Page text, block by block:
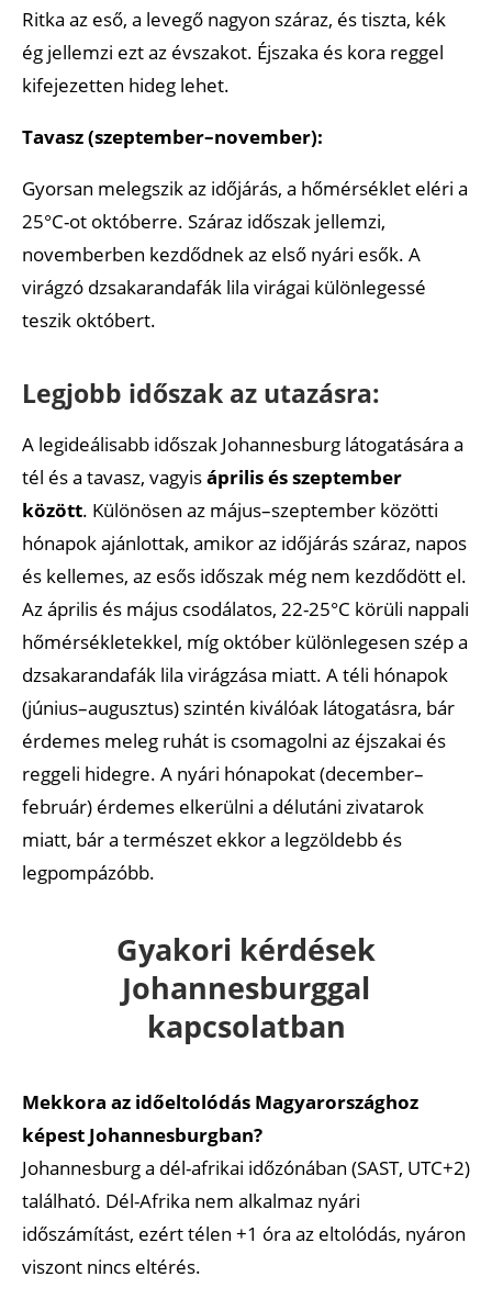
Ritka az eső, a levegő nagyon száraz, és tiszta, kék
ég jellemzi ezt az évszakot. Éjszaka és kora reggel
kifejezetten hideg lehet.
Tavasz (szeptember–november):
Gyorsan melegszik az időjárás, a hőmérséklet eléri a
25°C-ot októberre. Száraz időszak jellemzi,
novemberben kezdődnek az első nyári esők. A
virágzó dzsakarandafák lila virágai különlegessé
teszik októbert.
Legjobb időszak az utazásra:
A legideálisabb időszak Johannesburg látogatására a
tél és a tavasz, vagyisáprilis és szeptember
között. Különösen az május–szeptember közötti
hónapok ajánlottak, amikor az időjárás száraz, napos
és kellemes, az esős időszak még nem kezdődött el.
Az április és május csodálatos, 22-25°C körüli nappali
hőmérsékletekkel, míg október különlegesen szép a
dzsakarandafák lila virágzása miatt. A téli hónapok
(június–augusztus) szintén kiválóak látogatásra, bár
érdemes meleg ruhát is csomagolni az éjszakai és
reggeli hidegre. A nyári hónapokat (december–
február) érdemes elkerülni a délutáni zivatarok
miatt, bár a természet ekkor a legzöldebb és
legpompázóbb.
Gyakori kérdések
Johannesburggal
kapcsolatban
Mekkora az időeltolódás Magyarországhoz
képest Johannesburgban?
Johannesburg a dél-afrikai időzónában (SAST, UTC+2)
található. Dél-Afrika nem alkalmaz nyári
időszámítást, ezért télen +1 óra az eltolódás, nyáron
viszont nincs eltérés.